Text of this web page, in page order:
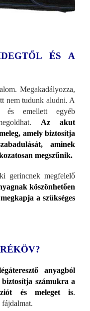
ÉS A
Megakadályozza,
nem tudunk aludni. A
és emellett egyéb
Az akut
amely biztosítja
aminek
megszűnik.
gerincnek megfelelő
köszönhetően
a szükséges
anyagból
számukra a
és meleget is.